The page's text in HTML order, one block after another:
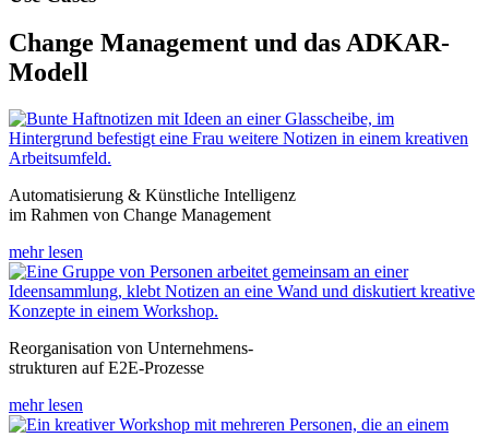
Change Management und das ADKAR-
Modell
Automatisierung & Künstliche Intelligenz
im Rahmen von Change Management
mehr lesen
Reorganisation von Unternehmens-
strukturen auf E2E-Prozesse
mehr lesen